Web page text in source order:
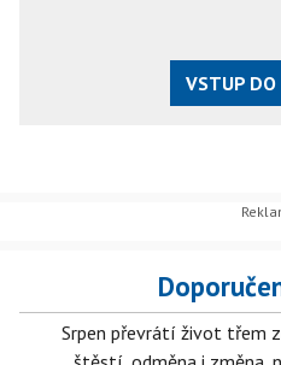
VSTUP DO
Srpen převrátí život třem